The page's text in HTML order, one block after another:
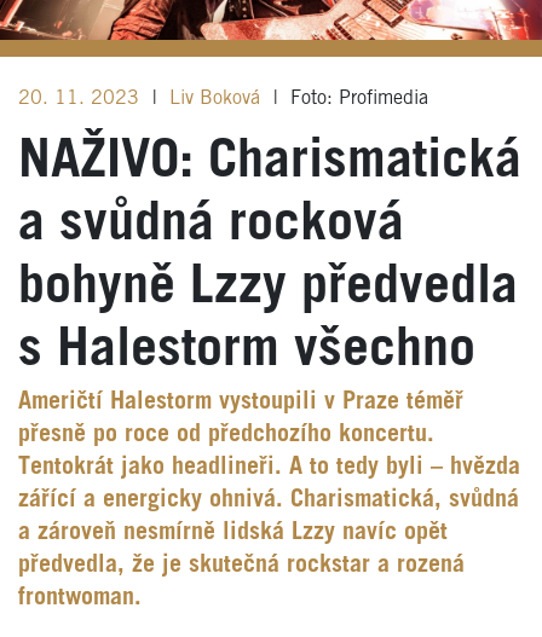
20. 11. 2023 Liv Boková Foto: Profimedia
NAŽIVO: Charismatická
a svůdná rocková
bohyně Lzzy předvedla
s Halestorm všechno
Američtí Halestorm vystoupili v Praze téměř
přesně po roce od předchozího koncertu.
Tentokrát jako headlineři. A to tedy byli – hvězda
zářící a energicky ohnivá. Charismatická, svůdná
a zároveň nesmírně lidská Lzzy navíc opět
předvedla, že je skutečná rockstar a rozená
frontwoman.